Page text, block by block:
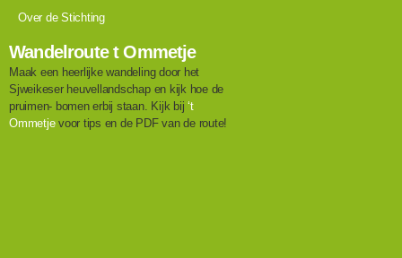
Over de Stichting
Wandelroute t Ommetje
Maak een heerlijke wandeling door het
Sjweikeser heuvellandschap en kijk hoe de
pruimen- bomen erbij staan. Kijk bij‘t
Ommetjevoor tips en de PDF van de route!